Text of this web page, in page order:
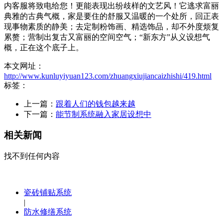
内客服将致电给您！更能表现出纷歧样的文艺风！它逃求富丽
典雅的古典气概，家是要住的舒服又温暖的一个处所，回正表
现事物素质的静美；去定制粉饰画、精选饰品，却不外度烦复
累赘；营制出复古又富丽的空间空气；“新东方”从义设想气
概，正在这个底子上。
本文网址：
http://www.kunluyiyuan123.com/zhuangxiujiancaizhishi/419.html
标签：
上一篇： 跟着人们的钱包越来越
下一篇： 能节制系统融入家居设想中
相关新闻
找不到任何内容
瓷砖铺贴系统
|
防水修缮系统